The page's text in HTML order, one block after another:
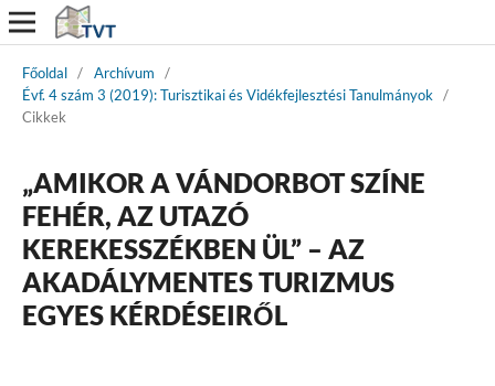
Főoldal / Archívum
/
Évf. 4 szám 3 (2019): Turisztikai és Vidékfejlesztési Tanulmányok /
Cikkek
„AMIKOR A VÁNDORBOT SZÍNE
FEHÉR, AZ UTAZÓ
KEREKESSZÉKBEN ÜL” – AZ
AKADÁLYMENTES TURIZMUS
EGYES KÉRDÉSEIRŐL